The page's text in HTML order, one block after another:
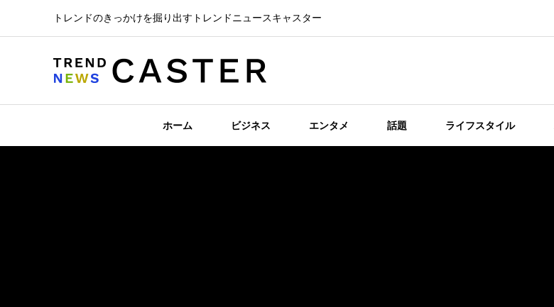
トレンドのきっかけを掘り出すトレンドニュースキャスター
ホーム ビジネス エンタメ 話題 ライフスタイル